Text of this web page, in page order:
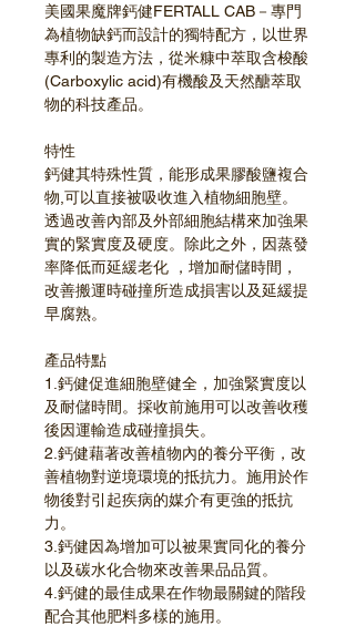
美國果魔牌鈣健FERTALL CAB－專門
為植物缺鈣而設計的獨特配方，以世界
專利的製造方法，從米糠中萃取含梭酸
(Carboxylic acid)有機酸及天然醣萃取
物的科技產品。
特性
鈣健其特殊性質，能形成果膠酸鹽複合
物,可以直接被吸收進入植物細胞壁。
透過改善內部及外部細胞結構來加強果
實的緊實度及硬度。除此之外，因蒸發
率降低而延緩老化 ，增加耐儲時間，
改善搬運時碰撞所造成損害以及延緩提
早腐熟。
產品特點
1.鈣健促進細胞壁健全，加強緊實度以
及耐儲時間。採收前施用可以改善收穫
後因運輸造成碰撞損失。
2.鈣健藉著改善植物內的養分平衡，改
善植物對逆境環境的抵抗力。施用於作
物後對引起疾病的媒介有更強的抵抗
力。
3.鈣健因為增加可以被果實同化的養分
以及碳水化合物來改善果品品質。
4.鈣健的最佳成果在作物最關鍵的階段
配合其他肥料多樣的施用。